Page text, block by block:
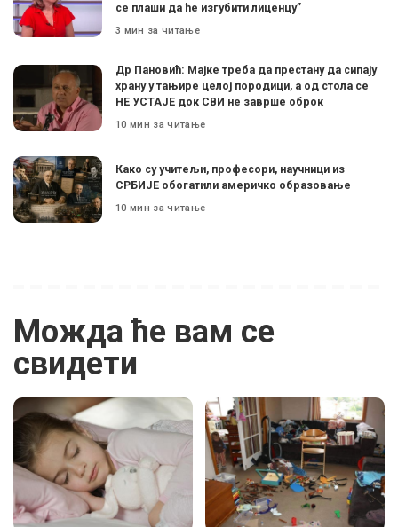
се плаши да ће изгубити лиценцу”
3 мин за читање
Др Пановић: Мајке треба да престану да сипају
храну у тањире целој породици, а од стола се
НЕ УСТАЈЕ док СВИ не заврше оброк
10 мин за читање
Како су учитељи, професори, научници из
СРБИЈЕ обогатили америчко образовање
10 мин за читање
Можда ће вам се
свидети